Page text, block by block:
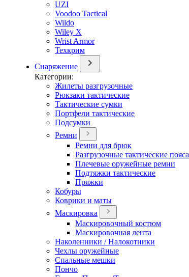
UZI
Voodoo Tactical
Wildo
Wiley X
Wrist Armor
Техкрим
Снаряжение
Категории:
Жилеты разгрузочные
Рюкзаки тактические
Тактические сумки
Портфели тактические
Подсумки
Ремни
Ремни для брюк
Разгрузочные тактические пояса
Плечевые оружейные ремни
Подтяжки тактические
Пряжки
Кобуры
Коврики и маты
Маскировка
Маскировочный костюм
Маскировочная лента
Наколенники / Налокотники
Чехлы оружейные
Спальные мешки
Пончо